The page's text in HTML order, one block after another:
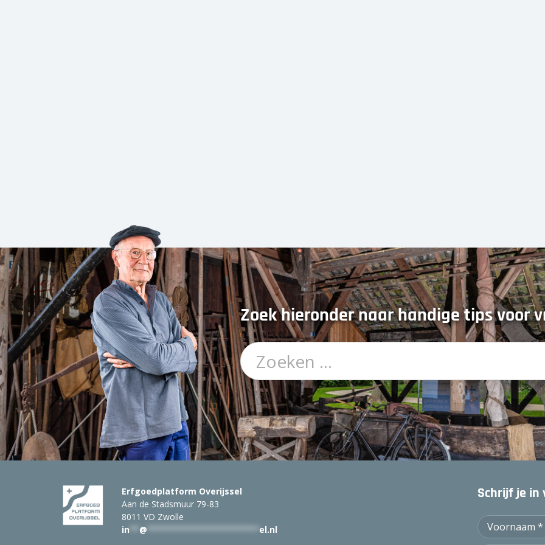
Zoek hieronder naar handige tips voor
Erfgoedplatform Overijssel
Aan de Stadsmuur 79-83
8011 VD Zwolle
in
@ el.nl
Schrijf je in